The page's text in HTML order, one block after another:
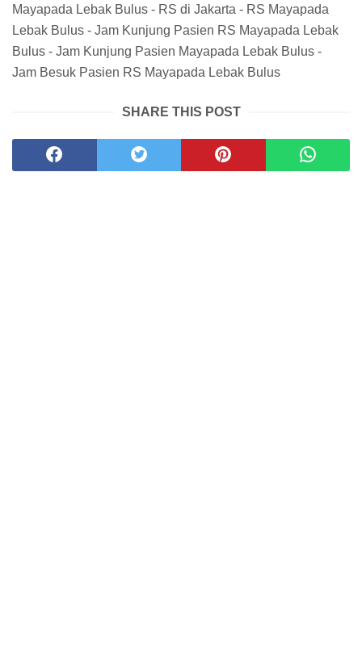
Mayapada Lebak Bulus - RS di Jakarta - RS Mayapada
Lebak Bulus - Jam Kunjung Pasien RS Mayapada Lebak
Bulus - Jam Kunjung Pasien Mayapada Lebak Bulus -
Jam Besuk Pasien RS Mayapada Lebak Bulus
SHARE THIS POST